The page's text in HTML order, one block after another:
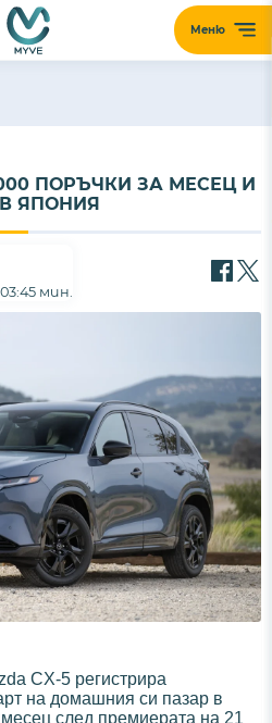
Меню
000 ПОРЪЧКИ ЗА МЕСЕЦ И
ЯПОНИЯ
мин.
CX-5 регистрира
на домашния си пазар в
след премиерата на 21